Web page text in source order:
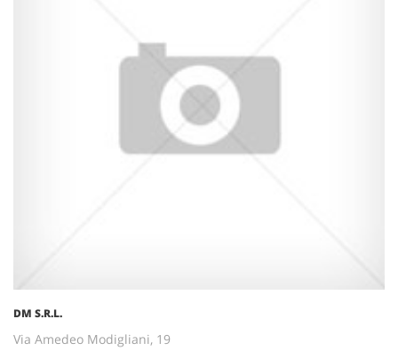
DM S.R.L.
Via Amedeo Modigliani, 19